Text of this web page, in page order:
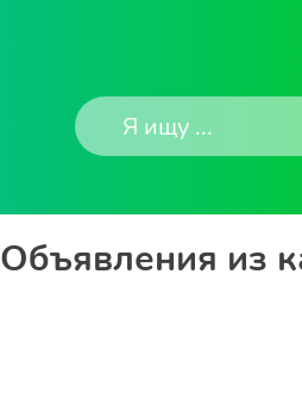
Объявления из